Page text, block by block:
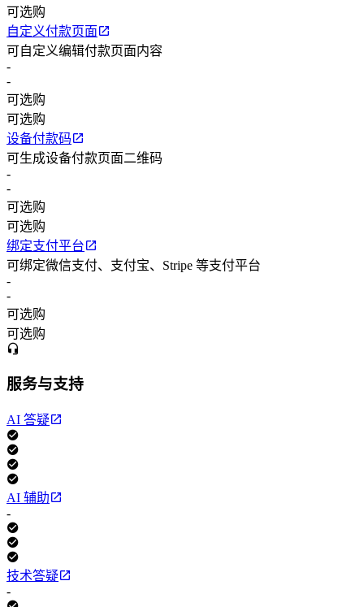
可选购
自定义付款页面
可自定义编辑付款页面内容
-
-
可选购
可选购
设备付款码
可生成设备付款页面二维码
-
-
可选购
可选购
绑定支付平台
可绑定微信支付、支付宝、Stripe 等支付平台
-
-
可选购
可选购
服务与支持
AI 答疑
AI 辅助
-
技术答疑
-